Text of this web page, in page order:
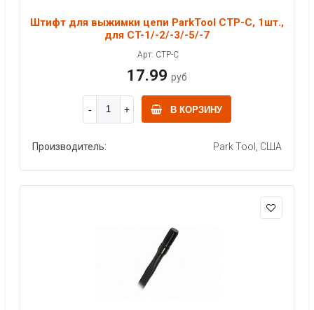
Штифт для выжимки цепи ParkTool CTP-C, 1шт.,
для CT-1/-2/-3/-5/-7
Арт: CTP-C
17.99 руб
В КОРЗИНУ
Производитель: Park Tool, США